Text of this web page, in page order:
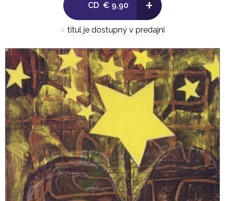
CD € 9,90 +
● titul je dostupný v predajni